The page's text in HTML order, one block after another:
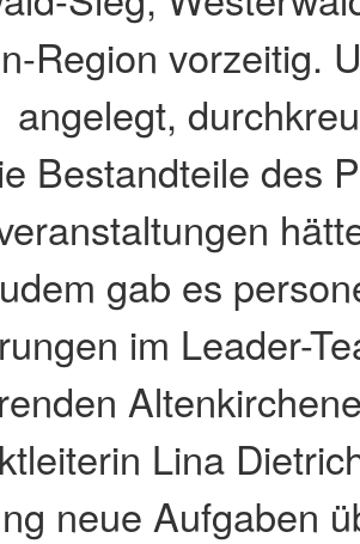
Region vorzeitig.
angelegt,
Bestandteile des
gab es
im Leader-
Lina
neue Aufgaben